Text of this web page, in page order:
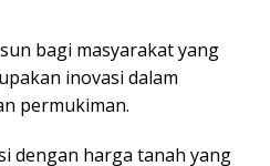
bagi masyarakat yang
inovasi dalam
permukiman.
dengan harga tanah yang